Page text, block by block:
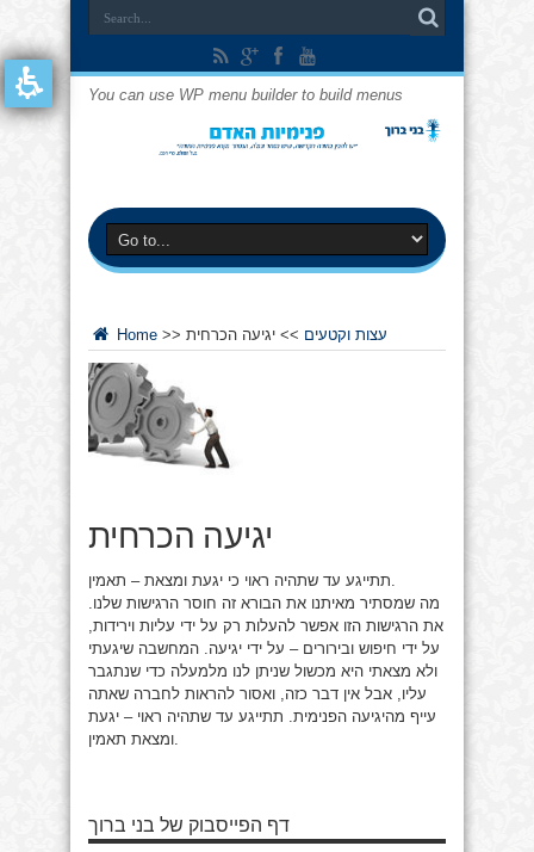
You can use WP menu builder to build menus
Home >> עצות וקטעים >> יגיעה הכרחית
יגיעה הכרחית
מה שמסתיר מאיתנו את הבורא זה חוסר הרגישות שלנו.
את הרגישות הזו אפשר להעלות רק על ידי עליות וירידות,
על ידי חיפוש ובירורים – על ידי יגיעה. המחשבה שיגעתי
ולא מצאתי היא מכשול שניתן לנו מלמעלה כדי שנתגבר
עליו, אבל אין דבר כזה, ואסור להראות לחברה שאתה
עייף מהיגיעה הפנימית. תתייגע עד שתהיה ראוי – יגעת
דף הפייסבוק של בני ברוך